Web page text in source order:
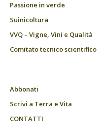
Passione in verde
Suinicoltura
VVQ – Vigne, Vini e Qualità
Comitato tecnico scientifico
Abbonati
Scrivi a Terra e Vita
CONTATTI